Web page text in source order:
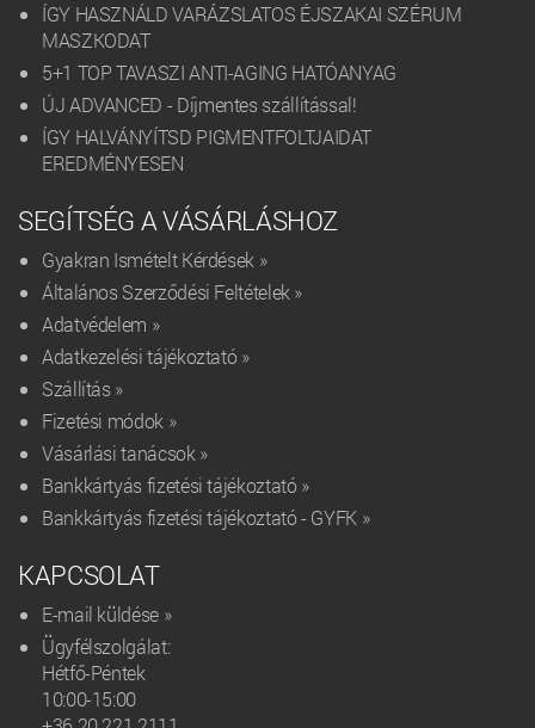
ÍGY HASZNÁLD VARÁZSLATOS ÉJSZAKAI SZÉRUM
MASZKODAT
5+1 TOP TAVASZI ANTI-AGING HATÓANYAG
ÚJ ADVANCED - Díjmentes szállítással!
ÍGY HALVÁNYÍTSD PIGMENTFOLTJAIDAT
EREDMÉNYESEN
SEGÍTSÉG A VÁSÁRLÁSHOZ
Gyakran Ismételt Kérdések »
Általános Szerződési Feltételek »
Adatvédelem »
Adatkezelési tájékoztató »
Szállítás »
Fizetési módok »
Vásárlási tanácsok »
Bankkártyás fizetési tájékoztató »
Bankkártyás fizetési tájékoztató - GYFK »
KAPCSOLAT
E-mail küldése »
Ügyfélszolgálat:
Hétfő-Péntek
10:00-15:00